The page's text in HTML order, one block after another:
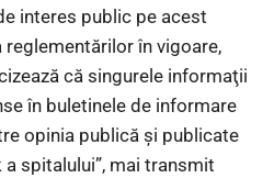
interes public pe acest
în vigoare,
că singurele informaţii
în buletinele de informare
opinia publică şi publicate
spitalului”, mai transmit